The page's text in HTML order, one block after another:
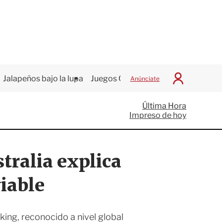
Jalapeños bajo la lupa Juegos Centroamericanos
Anúnciate
I
c
i
a
Última Hora
Impreso de hoy
explica
reconocido a nivel global